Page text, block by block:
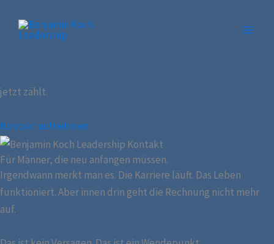
Inhalt
springen
Du funktionierst. Aber irgendwas stimmt nicht mehr.
jetzt zählt.
Kontakt aufnehmen
Für Männer, die neu anfangen müssen.
Irgendwann merkt man es. Die Karriere läuft. Das Leben
funktioniert. Aber innen drin geht die Rechnung nicht mehr
auf.